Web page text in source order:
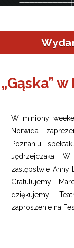
„Gąska”
W miniony
Norwida
Poznaniu
Jędrzejczaka.
zastępstwie Anny
Gratulujemy
dziękujemy
zaproszenie na